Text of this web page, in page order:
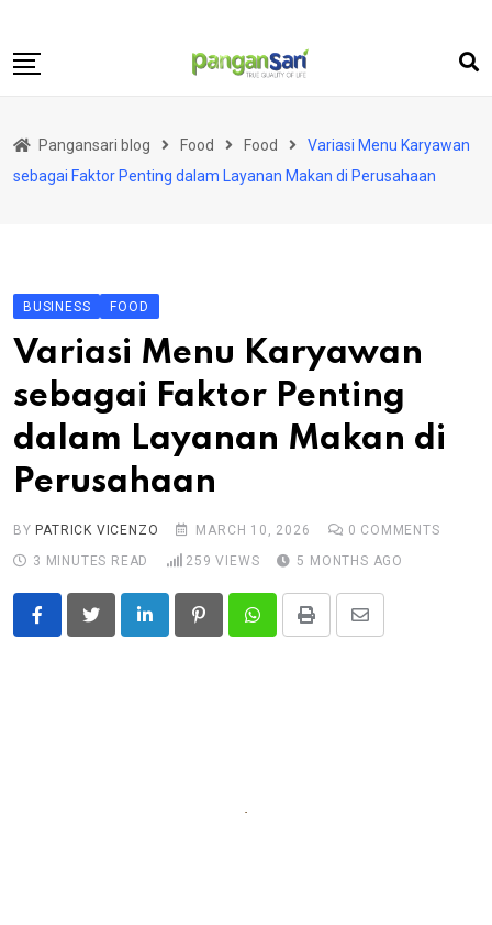
to
Food
Business
Science and Technology
Pangansari blog Food Food
Variasi Menu Karyawan
sebagai Faktor Penting dalam Layanan Makan di Perusahaan
BUSINESS FOOD
Variasi Menu Karyawan
sebagai Faktor Penting
dalam Layanan Makan di
Perusahaan
BY PATRICK VICENZO MARCH 10, 2026 0 COMMENTS
3 MINUTES READ
259 VIEWS 5 MONTHS AGO
LinkedIn PinterestWhatsappPrint
Share